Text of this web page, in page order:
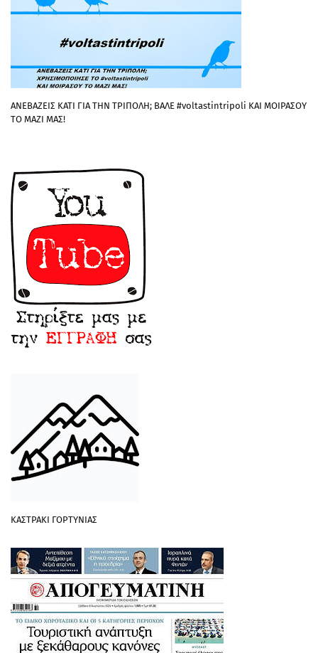
ΑΝΕΒΑΖΕΙΣ ΚΑΤΙ ΓΙΑ ΤΗΝ ΤΡΙΠΟΛΗ; ΒΑΛΕ #voltastintripoli ΚΑΙ ΜΟΙΡΑΣΟΥ
ΤΟ ΜΑΖΙ ΜΑΣ!
ΚΑΣΤΡΑΚΙ ΓΟΡΤΥΝΙΑΣ